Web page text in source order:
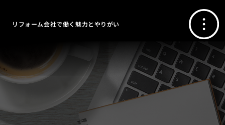
リフォーム会社で働く魅力とやりがい